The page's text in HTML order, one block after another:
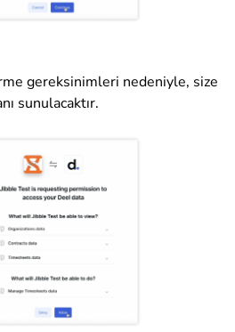
gereksinimleri nedeniyle, size
sunulacaktır.